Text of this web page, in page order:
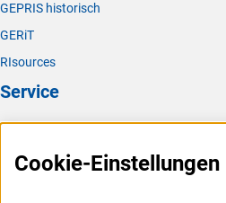
GEPRIS historisch
GERiT
RIsources
Service
Presse
FAQCookie-Einstellungen